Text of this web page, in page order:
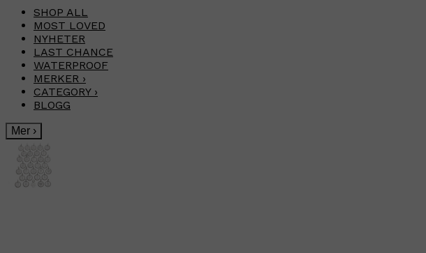
SHOP ALL
MOST LOVED
NYHETER
LAST CHANCE
WATERPROOF
MERKER ›
CATEGORY ›
BLOGG
Mer ›